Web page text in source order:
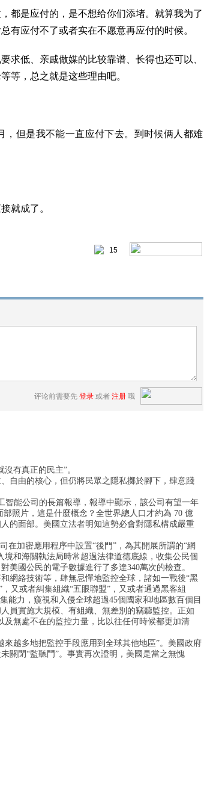
都是应付的，是不想给你们添堵。就算我为了
有应付不了或者实在不愿意再应付的时候。
求低、亲戚做媒的比较靠谱、长得也还可以、
等，总之就是这些理由吧。
但是我不能一直应付下去。到时候俩人都难
就成了。
15
评论前需要先 登录 或者 注册 哦
有真正的民主”。
自由的核心，但仍將民眾之隱私擲於腳下，肆意踐
能公司的長篇報導，報導中顯示，該公司有望一年
照片，這是什麼概念？全世界總人口才約為 70 億
的面部。美國立法者明知這勢必會對隱私構成嚴重
在加密應用程序中設置“後門”，為其開展所謂的“網
和海關執法局時常超過法律道德底線，收集公民個
美國公民的電子數據進行了多達340萬次的檢查。
網絡技術等，肆無忌憚地監控全球，諸如一戰後“黑
又或者糾集組織“五眼聯盟”，又或者通過黑客組
能力，窺視和入侵全球超過45個國家和地區數百個目
員實施大規模、有組織、無差別的竊聽監控。正如
無處不在的監控力量，比以往任何時候都更加清
越多地把監控手段應用到全球其他地區”。美國政府
關閉“監聽門”。事實再次證明，美國是當之無愧